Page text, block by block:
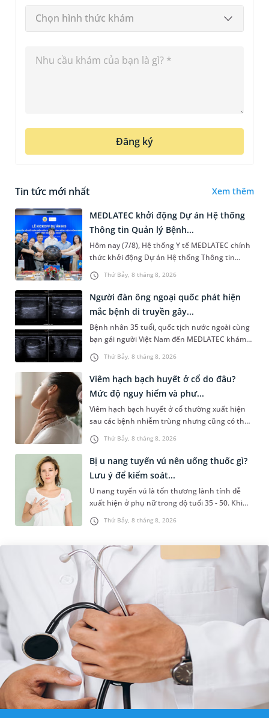
Chọn hình thức khám
Đăng ký
Tin tức mới nhất Xem thêm
Thứ Bảy, 8 tháng 8, 2026
MEDLATEC khởi động Dự án Hệ thống
Thông tin Quản lý Bệnh...
Hôm nay (7/8), Hệ thống Y tế MEDLATEC chính
thức khởi động Dự án Hệ thống Thông tin
Quản lý Bệnh viện (HIS - Hospital Information
System) giai đoạn mới. Dự á...
Thứ Bảy, 8 tháng 8, 2026
Người đàn ông ngoại quốc phát hiện
mắc bệnh di truyền gây...
Bệnh nhân 35 tuổi, quốc tịch nước ngoài cùng
bạn gái người Việt Nam đến MEDLATEC khám
sức khỏe tiền hôn nhân. Qua thăm khám và
làm các xét nghiệm chuyên sâu,...
Thứ Bảy, 8 tháng 8, 2026
Viêm hạch bạch huyết ở cổ do đâu?
Mức độ nguy hiểm và phư...
Viêm hạch bạch huyết ở cổ thường xuất hiện
sau các bệnh nhiễm trùng nhưng cũng có thể
liên quan đến lao hạch hoặc ung thư. Để tìm
hiểu nguyên nhân gây viêm,...
Thứ Bảy, 8 tháng 8, 2026
Bị u nang tuyến vú nên uống thuốc gì?
Lưu ý để kiểm soát...
U nang tuyến vú là tổn thương lành tính dễ
xuất hiện ở phụ nữ trong độ tuổi 35 - 50. Khi
được chẩn đoán mắc bệnh, nhiều người
thường băn khoăn u nang tuyến v...